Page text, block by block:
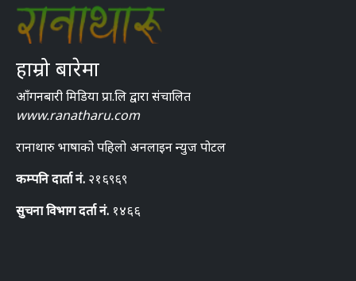
हाम्रो बारेमा
आँगनबारी मिडिया प्रा.लि द्वारा संचालित
www.ranatharu.com
रानाथारु भाषाको पहिलो अनलाइन न्युज पोटल
कम्पनि दार्ता नं. २१६९६९
सुचना विभाग दर्ता नं. १४६६